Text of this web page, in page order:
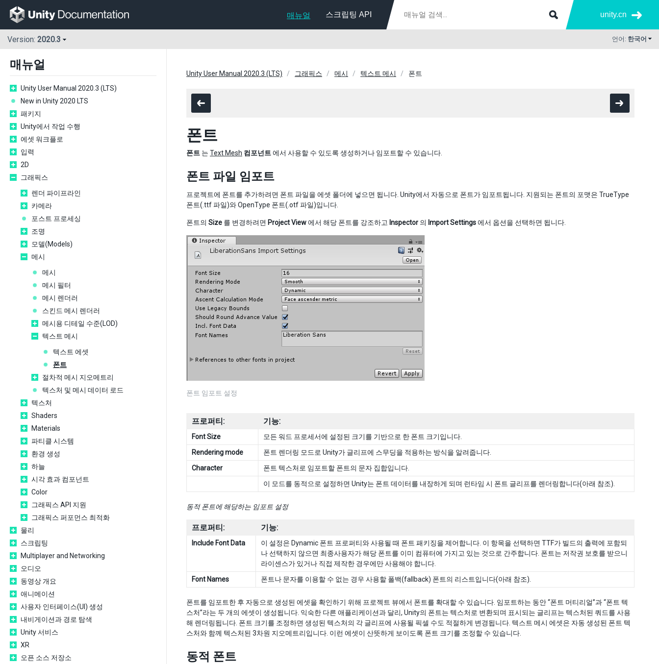
매뉴얼 스크립팅 API unity.cn
Version: 2020.3 언어: 한국어
매뉴얼
Unity User Manual 2020.3 (LTS)
New in Unity 2020 LTS
패키지
Unity에서 작업 수행
에셋 워크플로
입력
2D
그래픽스
렌더 파이프라인
카메라
포스트 프로세싱
조명
모델(Models)
메시
메시
메시 필터
메시 렌더러
스킨드 메시 렌더러
메시용 디테일 수준(LOD)
텍스트 메시
텍스트 에셋
폰트
절차적 메시 지오메트리
텍스처 및 메시 데이터 로드
텍스처
Shaders
Materials
파티클 시스템
환경 생성
하늘
시각 효과 컴포넌트
Color
그래픽스 API 지원
그래픽스 퍼포먼스 최적화
물리
스크립팅
Multiplayer and Networking
오디오
동영상 개요
애니메이션
사용자 인터페이스(UI) 생성
내비게이션과 경로 탐색
Unity 서비스
XR
오픈 소스 저장소
Unity User Manual 2020.3 (LTS) 그래픽스 메시 텍스트 메시 폰트
폰트
폰트 는 Text Mesh 컴포넌트에서 사용할 수 있도록 생성하거나 임포트할 수 있습니다.
폰트 파일 임포트
프로젝트에 폰트를 추가하려면 폰트 파일을 에셋 폴더에 넣으면 됩니다. Unity에서 자동으로 폰트가 임포트됩니다. 지원되는 폰트의 포맷은 TrueType
폰트(.ttf 파일)와 OpenType 폰트(.otf 파일)입니다.
폰트의 Size 를 변경하려면 Project View에서 해당 폰트를 강조하고 Inspector 의 Import Settings에서 옵션을 선택하면 됩니다.
폰트 임포트 설정
프로퍼티: 기능:
Font Size
모든 워드 프로세서에 설정된 크기를 기반으로 한 폰트 크기입니다.
Rendering mode
폰트 렌더링 모드로 Unity가 글리프에 스무딩을 적용하는 방식을 알려줍니다.
Character
폰트 텍스처로 임포트할 폰트의 문자 집합입니다.
이 모드를 동적으로 설정하면 Unity는 폰트 데이터를 내장하게 되며 런타임 시 폰트 글리프를 렌더링합니다(아래 참조).
동적 폰트에 해당하는 임포트 설정
프로퍼티: 기능:
Include Font Data
이 설정은 Dynamic 폰트 프로퍼티와 사용될 때 폰트 패키징을 제어합니다. 이 항목을 선택하면 TTF가 빌드의 출력에 포함되
나 선택하지 않으면 최종사용자가 해당 폰트를 이미 컴퓨터에 가지고 있는 것으로 간주합니다. 폰트는 저작권 보호를 받으니
라이센스가 있거나 직접 제작한 경우에만 사용해야 합니다.
Font Names
폰트나 문자를 이용할 수 없는 경우 사용할 폴백(fallback) 폰트의 리스트입니다(아래 참조).
폰트를 임포트한 후 자동으로 생성된 에셋을 확인하기 위해 프로젝트 뷰에서 폰트를 확대할 수 있습니다. 임포트하는 동안 “폰트 머티리얼”과 “폰트 텍
스처”라는 두 개의 에셋이 생성됩니다. 익숙한 다른 애플리케이션과 달리, Unity의 폰트는 텍스처로 변환되며 표시되는 글리프는 텍스처된 쿼드를 사용
해 렌더링됩니다. 폰트 크기를 조정하면 생성된 텍스처의 각 글리프에 사용될 픽셀 수도 적절하게 변경됩니다. 텍스트 메시 에셋은 자동 생성된 폰트 텍
스처와 함께 텍스처된 3차원 지오메트리입니다. 이런 에셋이 산뜻하게 보이도록 폰트 크기를 조정할 수 있습니다.
동적 폰트